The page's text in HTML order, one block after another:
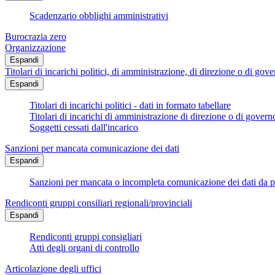
Scadenzario obblighi amministrativi
Burocrazia zero
Organizzazione
Espandi
Titolari di incarichi politici, di amministrazione, di direzione o di
Espandi
Titolari di incarichi politici - dati in formato tabellare
Titolari di incarichi di amministrazione di direzione o di
Soggetti cessati dall'incarico
Sanzioni per mancata comunicazione dei dati
Espandi
Sanzioni per mancata o incompleta comunicazione dei dati
Rendiconti gruppi consiliari regionali/provinciali
Espandi
Rendiconti gruppi consigliari
Atti degli organi di controllo
Articolazione degli uffici